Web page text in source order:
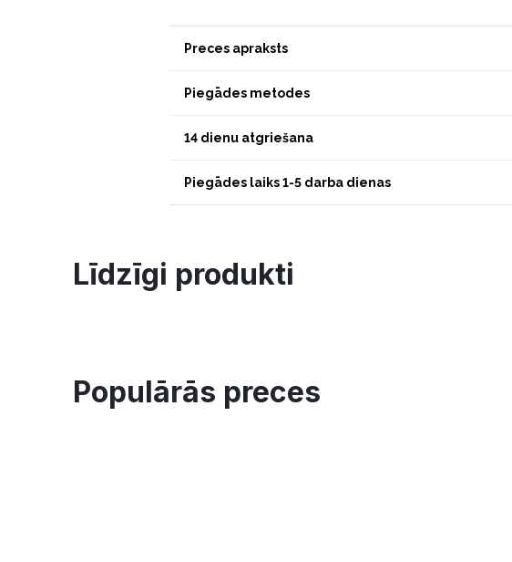
Preces apraksts
Piegādes metodes
14 dienu atgriešana
Piegādes laiks 1-5 darba dienas
Līdzīgi produkti
Populārās preces